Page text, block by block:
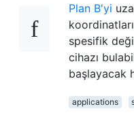
Plan B'yi
spesifik
cihazı
başlayacak
applications